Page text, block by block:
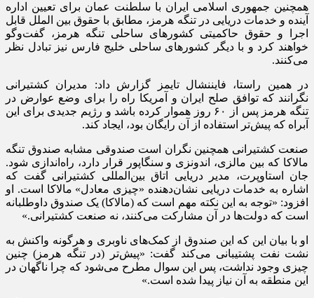
همچنین جمهوری اسلامی ایران با سلطنت عمان برای تعیین اداره
آینده و خدمات دریایی در تنگه هرمز، مطابق با حقوق بین الملل قابل
اجرا و حقوق حاکمیتی کشور‌های ساحلی تنگه هرمز، گفت‌و‌گو
خواهند کرد و با دیگر کشور‌های ساحلی خلیج فارس نیز تبادل نظر
می‌کنند.
در همین راستا، فایننشال تایمز گزارش داد: مدیران کشتیرانی
نگرانند که توافق صلح ایران و آمریکا راه را برای وضع عوارض در
تنگه هرمز پس از ۶۰ روز هموار کرده باشد و رژیم جدیدی برای این
آبراه که پیش‌تر استفاده از آن رایگان بود، ایجاد کند.
صنعت کشتیرانی همچنین نگران است صندوقی مشابه صندوق تنگه
مالاکا که بین مالزی، اندونزی و سنگاپور قرار دارد، راه‌اندازی شود.
جان استاوپرت، مدیر دریایی اتاق بین‌المللی کشتیرانی گفت که
اشاره به خدمات دریایی نشان‌دهنده «چیزی معادل» مالاکا است. او
افزود: «توجه به این نکته مهم است که (مالاکا) یک صندوق داوطلبانه
است که دولت‌ها در آن مشارکت می‌کنند، نه صنعت کشتیرانی.»
او با بیان این که این صندوق از کمک‌های ناوبری و هرگونه واکنش به
نشت نفت پشتیبانی می‌کند گفت: «پیش‌تر (در تنگه هرمز) چنین
چیزی وجود نداشت، پس این سوال مطرح می‌شود که چرا ناگهان در
این منطقه به آن نیاز پیدا شده است.»